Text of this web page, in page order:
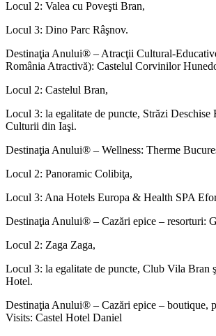
Locul 2: Valea cu Poveşti Bran,
Locul 3: Dino Parc Râşnov.
Destinaţia Anului® – Atracţii Cultural-
România Atractivă): Castelul Corvinilor
Locul 2: Castelul Bran,
Locul 3: la egalitate de puncte, Străzi Deschise
Culturii din Iaşi.
Destinaţia Anului® – Wellness: Therme
Locul 2: Panoramic Colibiţa,
Locul 3: Ana Hotels Europa & Health SPA
Destinaţia Anului® – Cazări epice – resorturi:
Locul 2: Zaga Zaga,
Locul 3: la egalitate de puncte, Club Vila Bran
Hotel.
Destinaţia Anului® – Cazări epice – boutique,
Visits: Castel Hotel Daniel